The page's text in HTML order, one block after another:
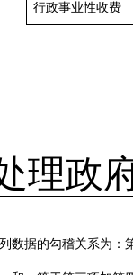
行政事业性收费
理政
列数据的勾稽关系为：